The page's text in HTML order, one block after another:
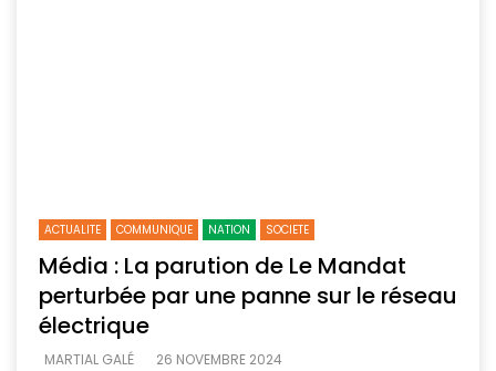
ACTUALITE COMMUNIQUE NATION SOCIETE
Média : La parution de Le Mandat
perturbée par une panne sur le réseau
électrique
MARTIAL GALÉ
26 NOVEMBRE 2024